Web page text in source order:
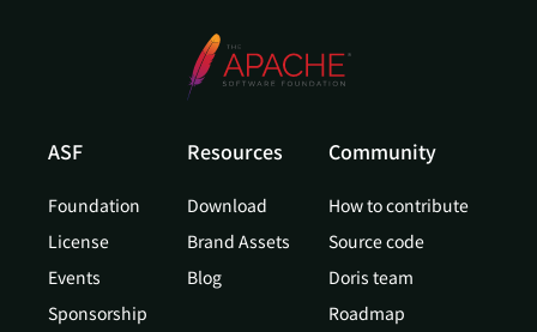
ASF
Foundation
License
Events
Sponsorship
Resources
Download
Brand Assets
Blog
Community
How to contribute
Source code
Doris team
Roadmap